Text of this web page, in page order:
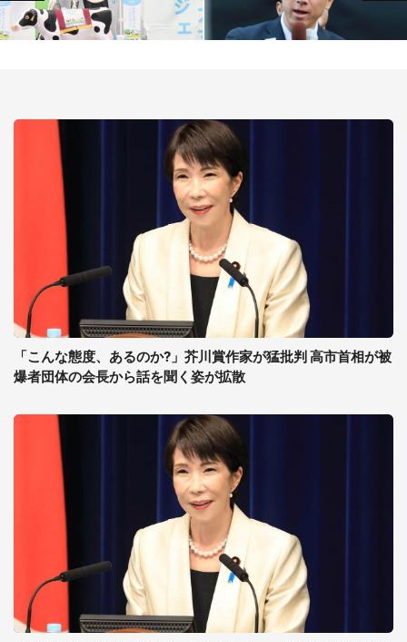
「こんな態度、あるのか?」芥川賞作家が猛批判 高市首相が被
爆者団体の会長から話を聞く姿が拡散